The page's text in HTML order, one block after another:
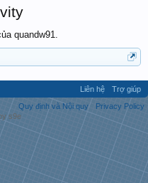
quandw91.
Liên hệ
Trợ giúp
Quy định và Nội quy
Privacy Policy
s9e